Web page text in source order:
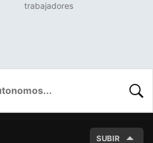
trabajadores
SUBIR